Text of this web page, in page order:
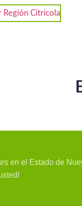
en el Estado de